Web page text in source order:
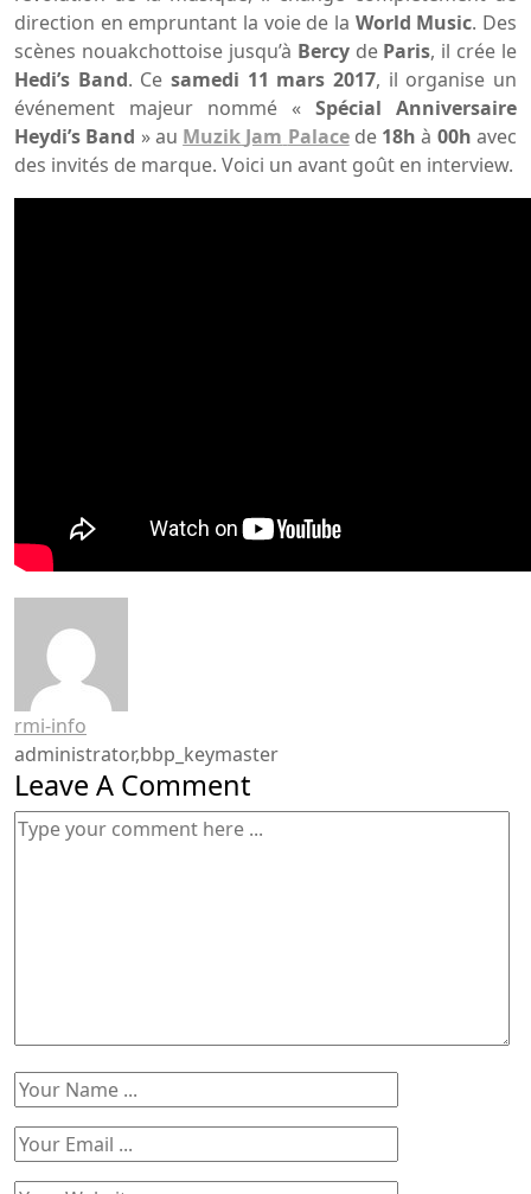
direction en empruntant la voie de la World Music. Des
scènes nouakchottoise jusqu’à Bercyde Paris, il crée le
Hedi’s Band. Cesamedi 11 mars 2017, il organise un
événement majeur nommé « Spécial Anniversaire
Heydi’s Band » au Muzik Jam Palacede 18h à 00h avec
des invités de marque. Voici un avant goût en interview.
rmi-info
administrator,bbp_keymaster
Leave A Comment